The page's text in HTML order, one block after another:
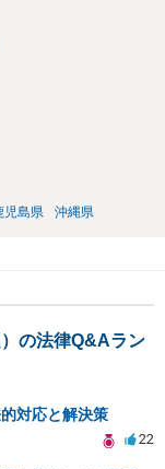
児島県 沖縄県
の法律Q&Aラン
対応と解決策
22